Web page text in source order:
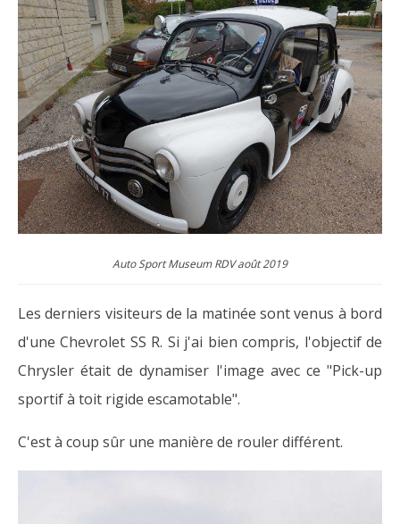
Auto Sport Museum RDV août 2019
Les derniers visiteurs de la matinée sont venus à bord
d'une Chevrolet SS R. Si j'ai bien compris, l'objectif de
Chrysler était de dynamiser l'image avec ce "Pick-up
sportif à toit rigide escamotable".
C'est à coup sûr une manière de rouler différent.